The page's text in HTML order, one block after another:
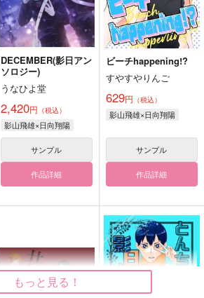
DECEMBER(影日アン
ソロジー)
うなひよ堂
2,420円 （税込）
影山飛雄×日向翔陽
サンプル
作品詳細
ビーチhappening!?
すやすやりんご
629円 （税込）
影山飛雄×日向翔陽
サンプル
作品詳細
もっと見る！